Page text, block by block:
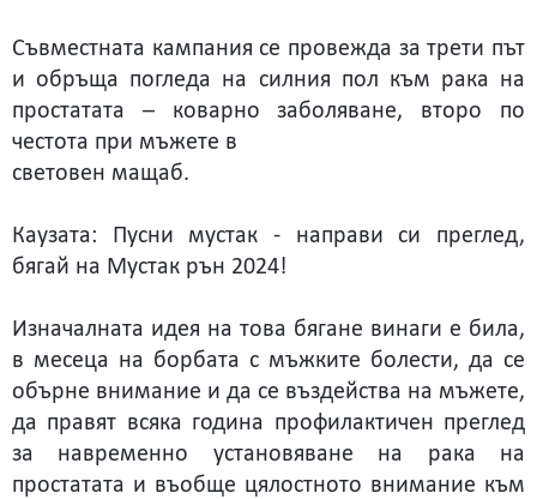
Съвместната кампания се провежда за трети път
и обръща погледа на силния пол към рака на
простатата – коварно заболяване, второ по
честота при мъжете в
световен мащаб.
Каузата: Пусни мустак - направи си преглед,
бягай на Мустак рън 2024!
Изначалната идея на това бягане винаги е била,
в месеца на борбата с мъжките болести, да се
обърне внимание и да се въздейства на мъжете,
да правят всяка година профилактичен преглед
за навременно установяване на рака на
простатата и въобще цялостното внимание към